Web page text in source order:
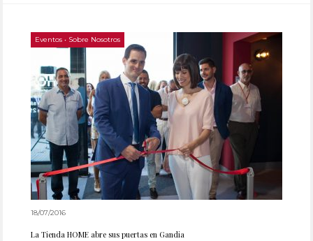
Eventos • Sobre Nosotros
18/07/2016
La Tienda HOME abre sus puertas en Gandia